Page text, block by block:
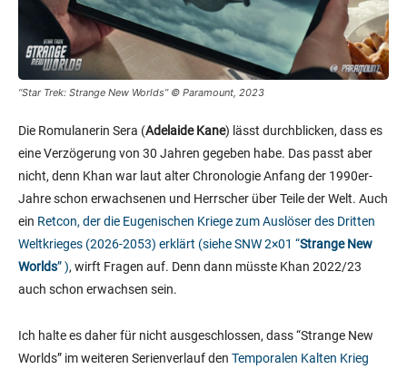
“Star Trek: Strange New Worlds” © Paramount, 2023
Die Romulanerin Sera (Adelaide Kane) lässt durchblicken, dass es
eine Verzögerung von 30 Jahren gegeben habe. Das passt aber
nicht, denn Khan war laut alter Chronologie Anfang der 1990er-
Jahre schon erwachsenen und Herrscher über Teile der Welt. Auch
ein Retcon, der die Eugenischen Kriege zum Auslöser des Dritten
Weltkrieges (2026-2053) erklärt (sieheSNW 2×01 “Strange New
Worlds” ), wirft Fragen auf. Denn dann müsste Khan 2022/23
auch schon erwachsen sein.
Ich halte es daher für nicht ausgeschlossen, dass “Strange New
Worlds” im weiteren Serienverlauf den Temporalen Kalten Krieg